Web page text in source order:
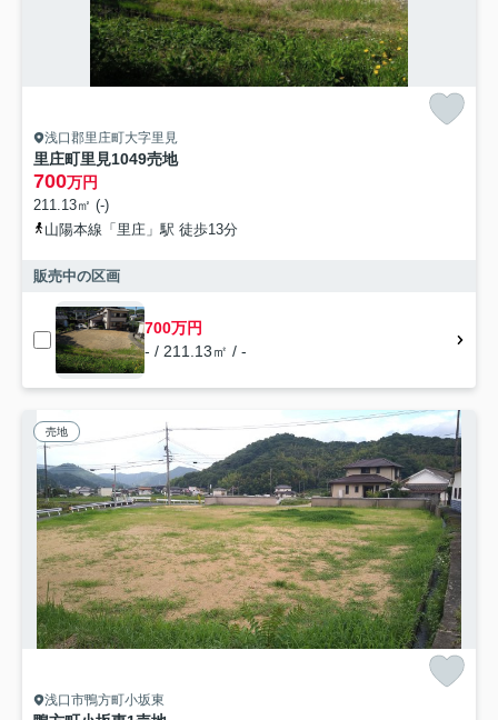
浅口郡里庄町大字里見
里庄町里見1049売地
700万円
211.13㎡ (-)
山陽本線「里庄」駅 徒歩13分
販売中の区画
700万円
- / 211.13㎡ / -
売地
浅口市鴨方町小坂東